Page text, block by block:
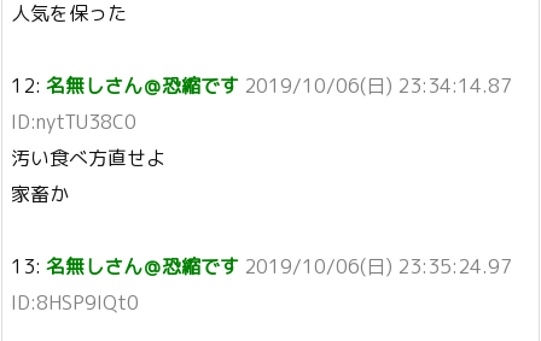
人気を保った
12: 名無しさん＠恐縮です 2019/10/06(日) 23:34:14.87
ID:nytTU38C0
汚い食べ方直せよ
家畜か
13: 名無しさん＠恐縮です 2019/10/06(日) 23:35:24.97
ID:8HSP9IQt0